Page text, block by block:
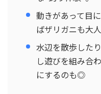
動きがあって目
ばザリガニも大人
水辺を散歩した
し遊びを組み合
にするのも◎